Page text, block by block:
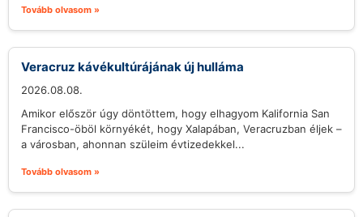
Tovább olvasom »
Veracruz kávékultúrájának új hulláma
2026.08.08.
Amikor először úgy döntöttem, hogy elhagyom Kalifornia San
Francisco-öböl környékét, hogy Xalapában, Veracruzban éljek –
a városban, ahonnan szüleim évtizedekkel...
Tovább olvasom »